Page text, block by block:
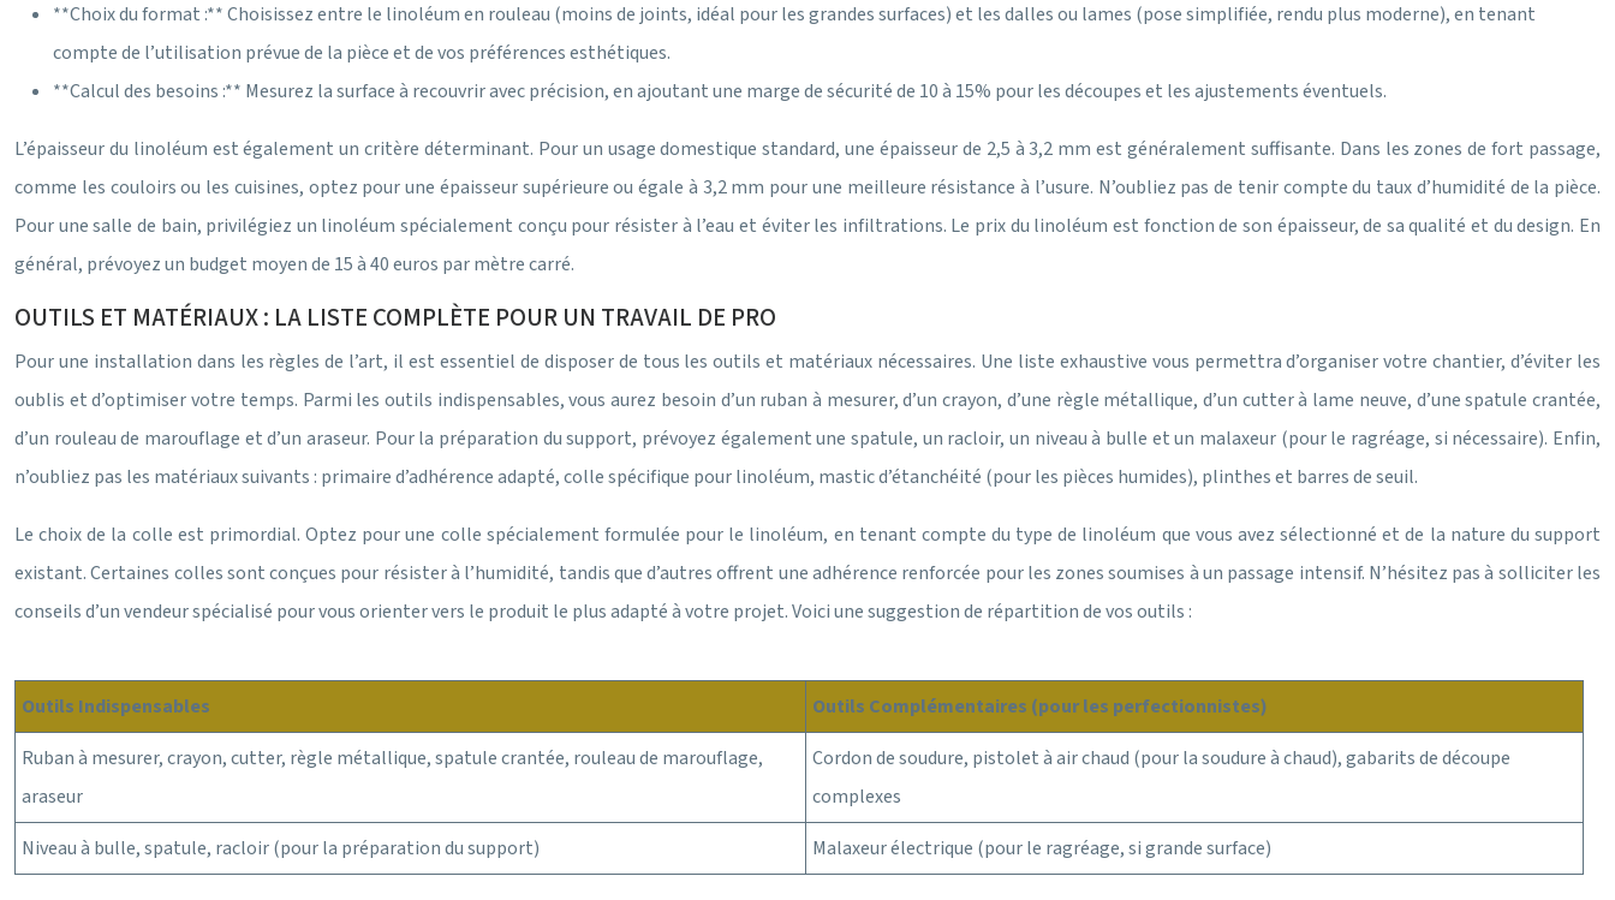
**Choix du format :** Choisissez entre le linoléum en rouleau (moins de joints, idéal pour les grandes surfaces) et les dalles ou lames (pose simplifiée, rendu plus moderne), en tenant
compte de l’utilisation prévue de la pièce et de vos préférences esthétiques.
**Calcul des besoins :** Mesurez la surface à recouvrir avec précision, en ajoutant une marge de sécurité de 10 à 15% pour les découpes et les ajustements éventuels.
L’épaisseur du linoléum est également un critère déterminant. Pour un usage domestique standard, une épaisseur de 2,5 à 3,2 mm est généralement suffisante. Dans les zones de fort passage,
comme les couloirs ou les cuisines, optez pour une épaisseur supérieure ou égale à 3,2 mm pour une meilleure résistance à l’usure. N’oubliez pas de tenir compte du taux d’humidité de la pièce.
Pour une salle de bain, privilégiez un linoléum spécialement conçu pour résister à l’eau et éviter les infiltrations. Le prix du linoléum est fonction de son épaisseur, de sa qualité et du design. En
général, prévoyez un budget moyen de 15 à 40 euros par mètre carré.
OUTILS ET MATÉRIAUX : LA LISTE COMPLÈTE POUR UN TRAVAIL DE PRO
Pour une installation dans les règles de l’art, il est essentiel de disposer de tous les outils et matériaux nécessaires. Une liste exhaustive vous permettra d’organiser votre chantier, d’éviter les
oublis et d’optimiser votre temps. Parmi les outils indispensables, vous aurez besoin d’un ruban à mesurer, d’un crayon, d’une règle métallique, d’un cutter à lame neuve, d’une spatule crantée,
d’un rouleau de marouflage et d’un araseur. Pour la préparation du support, prévoyez également une spatule, un racloir, un niveau à bulle et un malaxeur (pour le ragréage, si nécessaire). Enfin,
n’oubliez pas les matériaux suivants : primaire d’adhérence adapté, colle spécifique pour linoléum, mastic d’étanchéité (pour les pièces humides), plinthes et barres de seuil.
Le choix de la colle est primordial. Optez pour une colle spécialement formulée pour le linoléum, en tenant compte du type de linoléum que vous avez sélectionné et de la nature du support
existant. Certaines colles sont conçues pour résister à l’humidité, tandis que d’autres offrent une adhérence renforcée pour les zones soumises à un passage intensif. N’hésitez pas à solliciter les
conseils d’un vendeur spécialisé pour vous orienter vers le produit le plus adapté à votre projet. Voici une suggestion de répartition de vos outils :
Outils Indispensables
Outils Complémentaires (pour les perfectionnistes)
Ruban à mesurer, crayon, cutter, règle métallique, spatule crantée, rouleau de marouflage,
araseur
Cordon de soudure, pistolet à air chaud (pour la soudure à chaud), gabarits de découpe
complexes
Niveau à bulle, spatule, racloir (pour la préparation du support)
Malaxeur électrique (pour le ragréage, si grande surface)